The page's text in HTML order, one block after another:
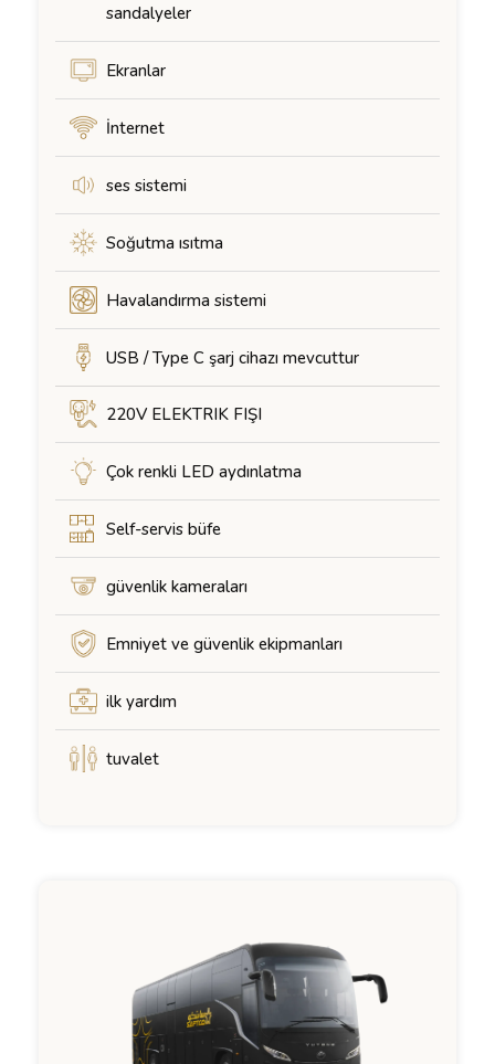
sandalyeler
Ekranlar
İnternet
ses sistemi
Soğutma ısıtma
Havalandırma sistemi
USB / Type C şarj cihazı mevcuttur
220V ELEKTRIK FIŞI
Çok renkli LED aydınlatma
Self-servis büfe
güvenlik kameraları
Emniyet ve güvenlik ekipmanları
ilk yardım
tuvalet